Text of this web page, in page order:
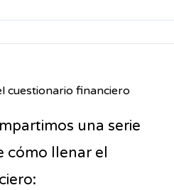
cuestionario financiero
una serie
cómo llenar el